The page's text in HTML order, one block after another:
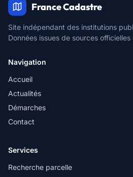
France Cadastre
Site indépendant des institutions
Données issues de sources officielles
Navigation
Accueil
Actualités
Démarches
Contact
Services
Recherche parcelle